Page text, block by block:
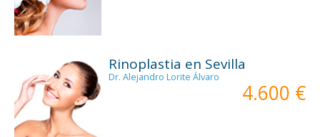
Rinoplastia en Sevilla
Dr. Alejandro Lorite Álvaro
4.600 €